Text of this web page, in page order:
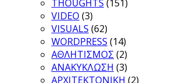
THOUGHTS (151)
VIDEO (3)
VISUALS (62)
WORDPRESS (14)
ΑΘΛΗΤΙΣΜΟΣ (2)
ΑΝΑΚΥΚΛΩΣΗ (3)
ΑΡΧΙΤΕΚΤΟΝΙΚΗ (2)